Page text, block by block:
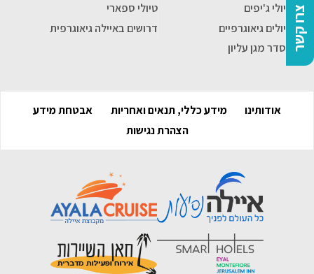
צרו קשר
טיולי ג'יפים
טיולי ספארי
טיולים גיאוגרפיים
דרושים באיילה גיאוגרפית
הסדר מגן עליון
אודותינו מידע כללי, תנאים ואחריות
אבטחת מידע
הצהרת נגישות